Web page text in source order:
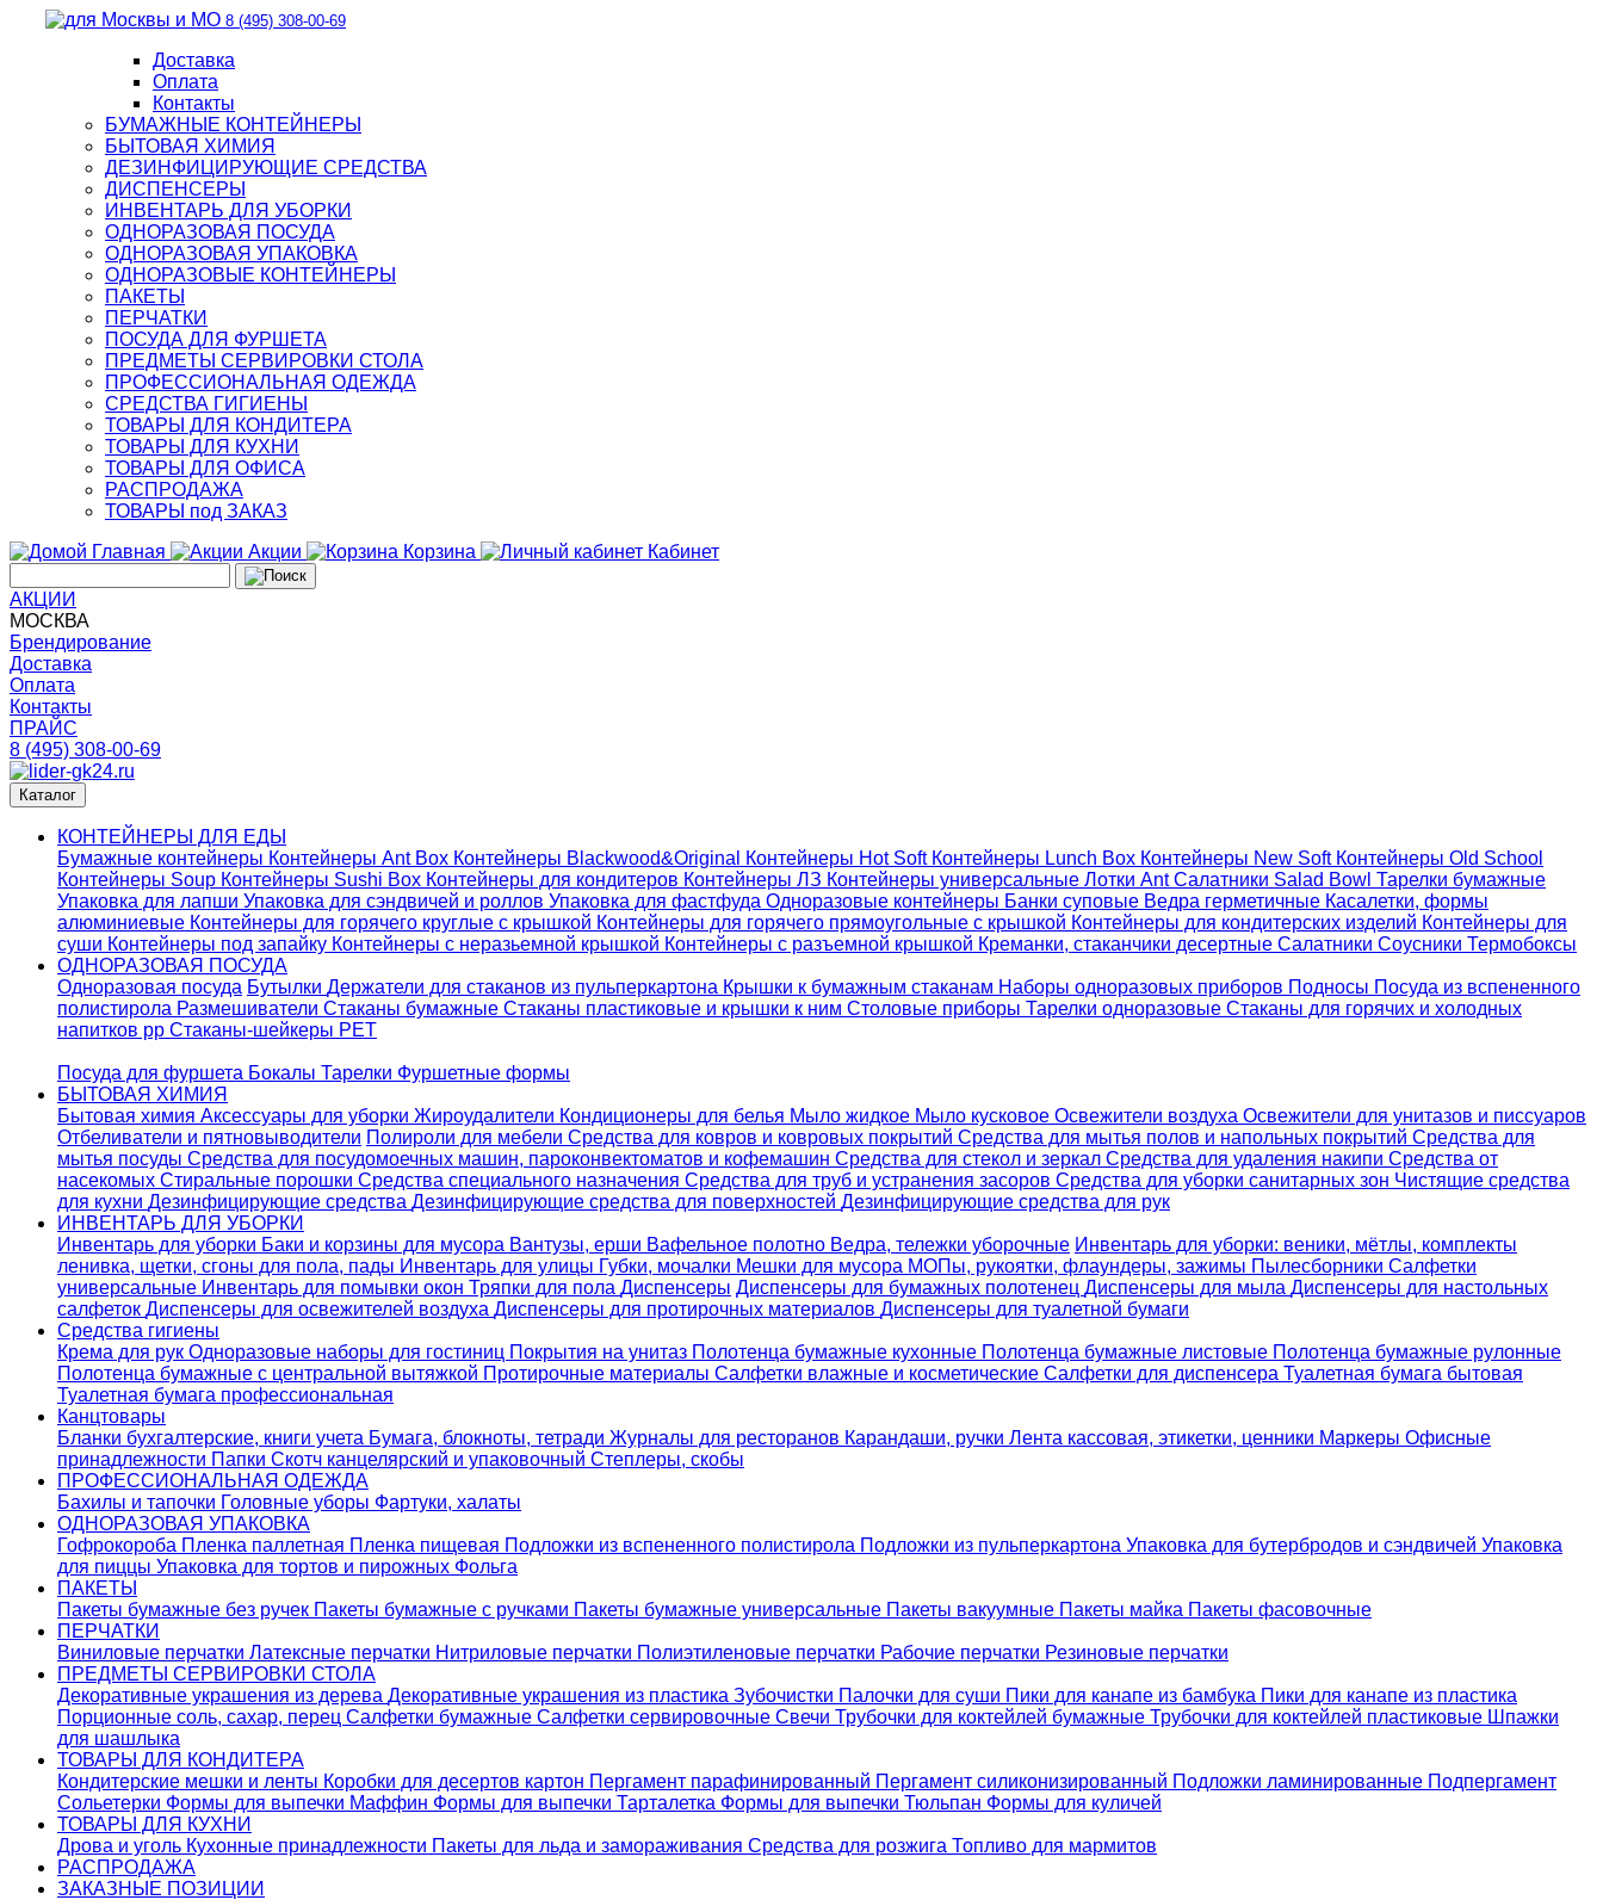
8 (495) 308-00-69
Доставка
Оплата
Контакты
БУМАЖНЫЕ КОНТЕЙНЕРЫ
БЫТОВАЯ ХИМИЯ
ДЕЗИНФИЦИРУЮЩИЕ СРЕДСТВА
ДИСПЕНСЕРЫ
ИНВЕНТАРЬ ДЛЯ УБОРКИ
ОДНОРАЗОВАЯ ПОСУДА
ОДНОРАЗОВАЯ УПАКОВКА
ОДНОРАЗОВЫЕ КОНТЕЙНЕРЫ
ПАКЕТЫ
ПЕРЧАТКИ
ПОСУДА ДЛЯ ФУРШЕТА
ПРЕДМЕТЫ СЕРВИРОВКИ СТОЛА
ПРОФЕССИОНАЛЬНАЯ ОДЕЖДА
СРЕДСТВА ГИГИЕНЫ
ТОВАРЫ ДЛЯ КОНДИТЕРА
ТОВАРЫ ДЛЯ КУХНИ
ТОВАРЫ ДЛЯ ОФИСА
РАСПРОДАЖА
ТОВАРЫ под ЗАКАЗ
Главная
Акции Корзина Кабинет
АКЦИИ
МОСКВА
Брендирование
Доставка
Оплата
Контакты
ПРАЙС
8 (495) 308-00-69
Каталог
КОНТЕЙНЕРЫ ДЛЯ ЕДЫ
Бумажные контейнеры Контейнеры Ant Box Контейнеры Blackwood&Original Контейнеры Hot Soft Контейнеры Lunch Box Контейнеры New Soft Контейнеры Old School
Контейнеры Soup Контейнеры Sushi Box Контейнеры для кондитеров Контейнеры ЛЗ Контейнеры универсальные Лотки AntСалатники Salad Bowl Тарелки бумажные
Упаковка для лапши Упаковка для сэндвичей и роллов Упаковка для фастфуда Одноразовые контейнеры Банки суповые Ведра герметичные Касалетки, формы
алюминиевые Контейнеры для горячего круглые с крышкой Контейнеры для горячего прямоугольные с крышкой Контейнеры для кондитерских изделий Контейнеры для
суши Контейнеры под запайку Контейнеры с неразьемной крышкой Контейнеры с разъемной крышкой Креманки, стаканчики десертные Салатники Соусники Термобоксы
ОДНОРАЗОВАЯ ПОСУДА
Одноразовая посуда Бутылки Держатели для стаканов из пульперкартона Крышки к бумажным стаканам Наборы одноразовых приборов Подносы Посуда из вспененного
полистирола Размешиватели Стаканы бумажные Стаканы пластиковые и крышки к ним Столовые приборы Тарелки одноразовые Стаканы для горячих и холодных
напитков pp Стаканы-шейкеры PET
Посуда для фуршета Бокалы Тарелки Фуршетные формы
БЫТОВАЯ ХИМИЯ
Бытовая химия Аксессуары для уборки Жироудалители Кондиционеры для белья Мыло жидкое Мыло кусковое Освежители воздуха Освежители для унитазов и писсуаров
Отбеливатели и пятновыводители Полироли для мебели Средства для ковров и ковровых покрытий Средства для мытья полов и напольных покрытий Средства для
мытья посуды Средства для посудомоечных машин, пароконвектоматов и кофемашин Средства для стекол и зеркал Средства для удаления накипи Средства от
насекомых Стиральные порошки Cредства специального назначения Средства для труб и устранения засоров Средства для уборки санитарных зон Чистящие средства
для кухни Дезинфицирующие средства Дезинфицирующие средства для поверхностей Дезинфицирующие средства для рук
ИНВЕНТАРЬ ДЛЯ УБОРКИ
Инвентарь для уборки Баки и корзины для мусора Вантузы, ерши Вафельное полотно Ведра, тележки уборочные Инвентарь для уборки: веники, мётлы, комплекты
ленивка, щетки, сгоны для пола, пады Инвентарь для улицы Губки, мочалки Мешки для мусора МОПы, рукоятки, флаундеры, зажимы Пылесборники Салфетки
универсальные Инвентарь для помывки окон Тряпки для пола Диспенсеры Диспенсеры для бумажных полотенец Диспенсеры для мыла Диспенсеры для настольных
салфеток Диспенсеры для освежителей воздуха Диспенсеры для протирочных материалов Диспенсеры для туалетной бумаги
Средства гигиены
Крема для рук Одноразовые наборы для гостиниц Покрытия на унитаз Полотенца бумажные кухонные Полотенца бумажные листовые Полотенца бумажные рулонные
Полотенца бумажные с центральной вытяжкой Протирочные материалы Салфетки влажные и косметические Салфетки для диспенсера Туалетная бумага бытовая
Туалетная бумага профессиональная
Канцтовары
Бланки бухгалтерские, книги учета Бумага, блокноты, тетради Журналы для ресторанов Карандаши, ручки Лента кассовая, этикетки, ценники Маркеры Офисные
принадлежности Папки Скотч канцелярский и упаковочный Степлеры, скобы
ПРОФЕССИОНАЛЬНАЯ ОДЕЖДА
Бахилы и тапочки Головные уборы Фартуки, халаты
ОДНОРАЗОВАЯ УПАКОВКА
Гофрокороба Пленка паллетная Пленка пищевая Подложки из вспененного полистирола Подложки из пульперкартона Упаковка для бутербродов и сэндвичей Упаковка
для пиццы Упаковка для тортов и пирожных Фольга
ПАКЕТЫ
Пакеты бумажные без ручек Пакеты бумажные с ручками Пакеты бумажные универсальные Пакеты вакуумные Пакеты майка Пакеты фасовочные
ПЕРЧАТКИ
Виниловые перчатки Латексные перчатки Нитриловые перчатки Полиэтиленовые перчатки Рабочие перчатки Резиновые перчатки
ПРЕДМЕТЫ СЕРВИРОВКИ СТОЛА
Декоративные украшения из дерева Декоративные украшения из пластика Зубочистки Палочки для суши Пики для канапе из бамбука Пики для канапе из пластика
Порционные соль, сахар, перец Салфетки бумажные Салфетки сервировочные Свечи Трубочки для коктейлей бумажные Трубочки для коктейлей пластиковые Шпажки
для шашлыка
ТОВАРЫ ДЛЯ КОНДИТЕРА
Кондитерские мешки и ленты Коробки для десертов картон Пергамент парафинированный Пергамент силиконизированный Подложки ламинированные Подпергамент
Сольетерки Формы для выпечки Маффин Формы для выпечки Тарталетка Формы для выпечки Тюльпан Формы для куличей
ТОВАРЫ ДЛЯ КУХНИ
Дрова и уголь Кухонные принадлежности Пакеты для льда и замораживания Средства для розжига Топливо для мармитов
РАСПРОДАЖА
ЗАКАЗНЫЕ ПОЗИЦИИ